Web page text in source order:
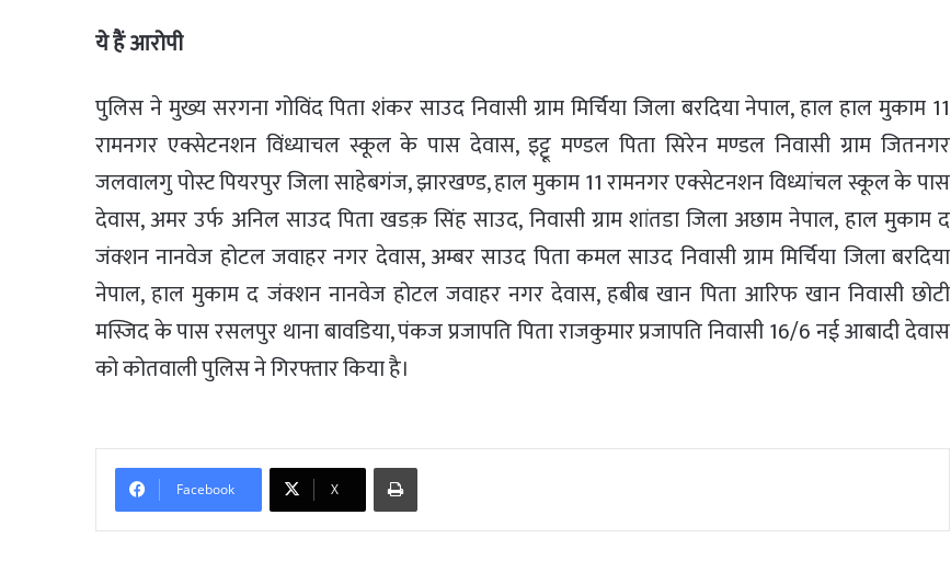
ये हैं आरोपी
पुलिस ने मुख्य सरगना गोविंद पिता शंकर साउद निवासी ग्राम मिर्चिया जिला बरदिया नेपाल, हाल हाल मुकाम 11
रामनगर एक्सेटनशन विंध्याचल स्कूल के पास देवास, इट्टू मण्डल पिता सिरेन मण्डल निवासी ग्राम जितनगर
जलवालगु पोस्ट पियरपुर जिला साहेबगंज, झारखण्ड, हाल मुकाम 11 रामनगर एक्सेटनशन विध्यांचल स्कूल के पास
देवास, अमर उर्फ अनिल साउद पिता खडक़ सिंह साउद, निवासी ग्राम शांतडा जिला अछाम नेपाल, हाल मुकाम द
जंक्शन नानवेज होटल जवाहर नगर देवास, अम्बर साउद पिता कमल साउद निवासी ग्राम मिर्चिया जिला बरदिया
नेपाल, हाल मुकाम द जंक्शन नानवेज होटल जवाहर नगर देवास, हबीब खान पिता आरिफ खान निवासी छोटी
मस्जिद के पास रसलपुर थाना बावडिया, पंकज प्रजापति पिता राजकुमार प्रजापति निवासी 16/6 नई आबादी देवास
को कोतवाली पुलिस ने गिरफ्तार किया है।
Facebook X